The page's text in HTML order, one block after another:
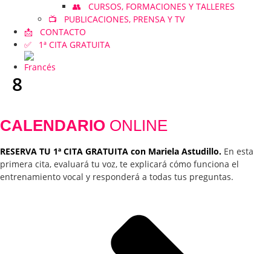
👥 CURSOS, FORMACIONES Y TALLERES
📺 PUBLICACIONES, PRENSA Y TV
📩 CONTACTO
✅ 1ª CITA GRATUITA
8
CALENDARIO ONLINE
RESERVA TU 1ª CITA GRATUITA con Mariela Astudillo. En esta
primera cita, evaluará tu voz, te explicará cómo funciona el
entrenamiento vocal y responderá a todas tus preguntas.